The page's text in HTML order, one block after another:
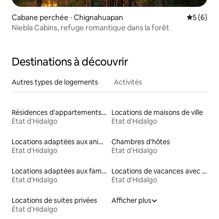
Cabane perchée ⋅ Chignahuapan
5 (6)
Niebla Cabins, refuge romantique dans la forêt
Destinations à découvrir
Autres types de logements Activités
Résidences d'appartements en location
État d'Hidalgo
Locations de maisons de ville
État d'Hidalgo
Locations adaptées aux animaux
État d'Hidalgo
Chambres d'hôtes
État d'Hidalgo
Locations adaptées aux familles
État d'Hidalgo
Locations de vacances avec piscine
État d'Hidalgo
Locations de suites privées
État d'Hidalgo
Afficher plus